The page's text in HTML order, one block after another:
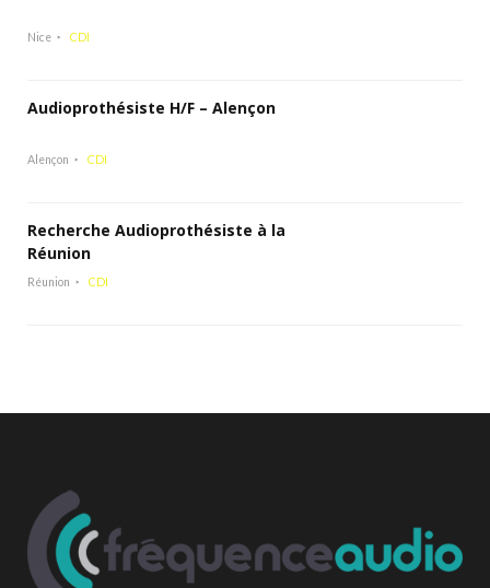
Nice CDI
Audioprothésiste H/F – Alençon
Alençon CDI
Recherche Audioprothésiste à la
Réunion
Réunion CDI